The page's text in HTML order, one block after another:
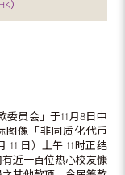
）
委员会」于11月8日中
图像「非同质化代币
11 日）上午 11时正结
近一百位热心校友慷